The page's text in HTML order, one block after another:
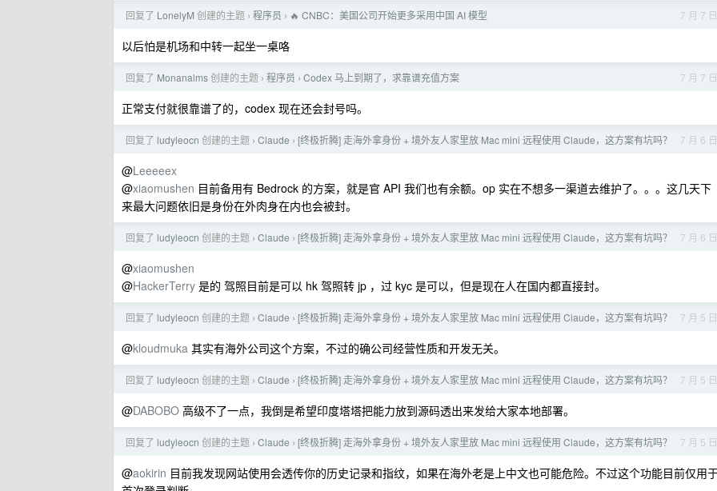
7 月 7 日
回复了 LonelyM 创建的主题 › 程序员 › 🔥 CNBC：美国公司开始更多采用中国 AI 模型
以后怕是机场和中转一起坐一桌咯
7 月 7 日
回复了 Monanalms创建的主题 › 程序员 › Codex 马上到期了，求靠谱充值方案
正常支付就很靠谱了的，codex 现在还会封号吗。
7 月 6 日
回复了 ludyleocn 创建的主题 › Claude › [终极折腾] 走海外拿身份 + 境外友人家里放 Mac mini 远程使用 Claude，这方案有坑吗？
@Leeeeex
@xiaomushen 目前备用有 Bedrock 的方案，就是官 API 我们也有余额。op 实在不想多一渠道去维护了。。。这几天下
来最大问题依旧是身份在外肉身在内也会被封。
7 月 6 日
回复了 ludyleocn 创建的主题 › Claude › [终极折腾] 走海外拿身份 + 境外友人家里放 Mac mini 远程使用 Claude，这方案有坑吗？
@xiaomushen
@HackerTerry 是的 驾照目前是可以 hk 驾照转 jp ，过 kyc 是可以，但是现在人在国内都直接封。
7 月 5 日
回复了 ludyleocn 创建的主题 › Claude › [终极折腾] 走海外拿身份 + 境外友人家里放 Mac mini 远程使用 Claude，这方案有坑吗？
@kloudmuka 其实有海外公司这个方案，不过的确公司经营性质和开发无关。
7 月 5 日
回复了 ludyleocn 创建的主题 › Claude › [终极折腾] 走海外拿身份 + 境外友人家里放 Mac mini 远程使用 Claude，这方案有坑吗？
@DABOBO 高级不了一点，我倒是希望印度塔塔把能力放到源码透出来发给大家本地部署。
7 月 5 日
回复了 ludyleocn 创建的主题 › Claude › [终极折腾] 走海外拿身份 + 境外友人家里放 Mac mini 远程使用 Claude，这方案有坑吗？
@aokirin 目前我发现网站使用会透传你的历史记录和指纹，如果在海外老是上中文也可能危险。不过这个功能目前仅用